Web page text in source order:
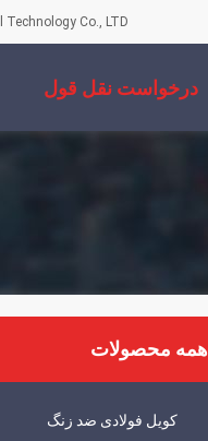
Technology Co., LTD
درخواست نقل قول
همه محصولات
کویل فولادی ضد زنگ